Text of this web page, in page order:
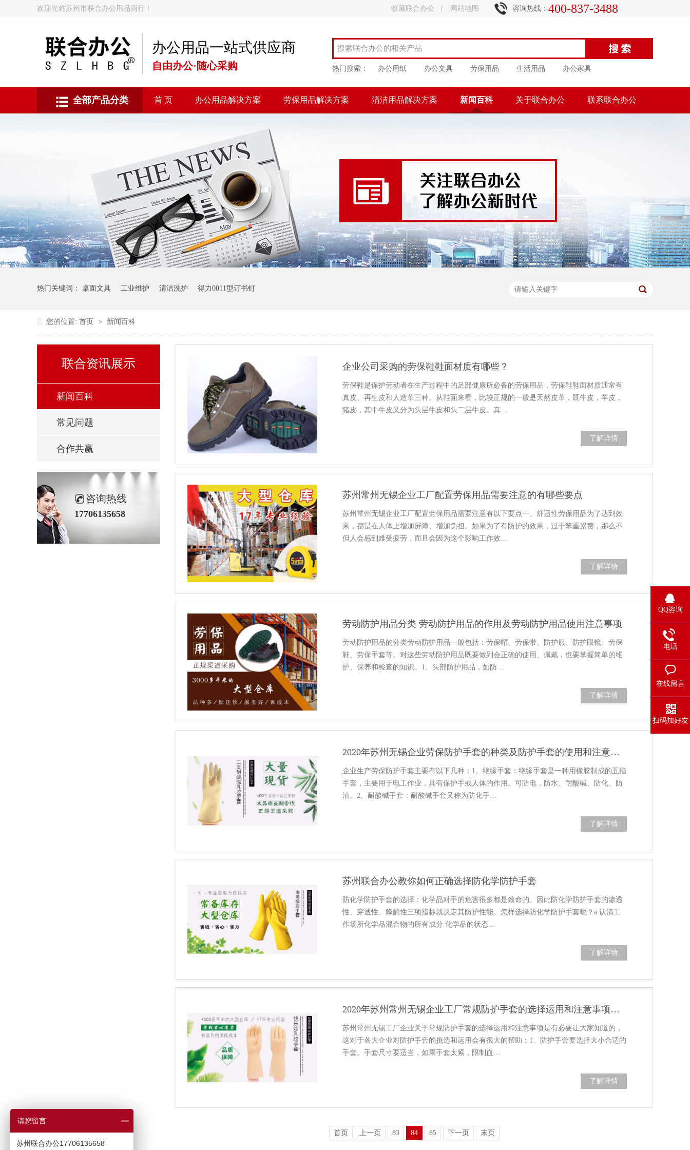
欢迎光临苏州市联合办公用品商行！ 收藏联合办公 网站地图 咨询热线： 400-837-3488
办公用品一站式供应商
自由办公·随心采购 热门搜索： 办公用纸 办公文具 劳保用品 生活用品 办公家具
全部产品分类 首 页 办公用品解决方案 劳保用品解决方案 清洁用品解决方案 新闻百科 关于联合办公 联系联合办公
热门关键词： 桌面文具 工业维护 清洁洗护 得力0011型订书钉
您的位置: 首页 > 新闻百科
联合资讯展示
新闻百科
常见问题
合作共赢
咨询热线
17706135658
企业公司采购的劳保鞋鞋面材质有哪些？
劳保鞋是保护劳动者在生产过程中的足部健康所必备的劳保用品，劳保鞋鞋面材质通常有
真皮、再生皮和人造革三种。从鞋面来看，比较正规的一般是天然皮革，既牛皮，羊皮，
猪皮，其中牛皮又分为头层牛皮和头二层牛皮。真…
了解详情
苏州常州无锡企业工厂配置劳保用品需要注意的有哪些要点
苏州常州无锡企业工厂配置劳保用品需要注意有以下要点一、舒适性劳保用品为了达到效
果，都是在人体上增加屏障、增加负担。如果为了有防护的效果，过于笨重累赘，那么不
但人会感到难受疲劳，而且会因为这个影响工作效…
了解详情
劳动防护用品分类 劳动防护用品的作用及劳动防护用品使用注意事项
劳动防护用品的分类劳动防护用品一般包括：劳保帽、劳保带、防护服、防护眼镜、劳保
鞋、劳保手套等。对这些劳动防护用品既要做到会正确的使用、佩戴，也要掌握简单的维
护、保养和检查的知识。1、头部防护用品，如防…
了解详情
2020年苏州无锡企业劳保防护手套的种类及防护手套的使用和注意事项
企业生产劳保防护手套主要有以下几种：1、绝缘手套：绝缘手套是一种用橡胶制成的五指
手套，主要用于电工作业，具有保护手或人体的作用。可防电，防水、耐酸碱、防化、防
油。2、耐酸碱手套：耐酸碱手套又称为防化手…
了解详情
苏州联合办公教你如何正确选择防化学防护手套
防化学防护手套的选择：化学品对手的危害很多都是致命的。因此防化学防护手套的渗透
性、穿透性、降解性三项指标就决定其防护性能。怎样选择防化学防护手套呢？a.认清工
作场所化学品混合物的所有成分.化学品的状态…
了解详情
2020年苏州常州无锡企业工厂常规防护手套的选择运用和注意事项的建议
苏州常州无锡工厂企业关于常规防护手套的选择运用和注意事项是有必要让大家知道的，
这对于各大企业对防护手套的挑选和运用会有很大的帮助：1、防护手套要选择大小合适的
手套。手套尺寸要适当，如果手套太紧，限制血…
了解详情
首页 上一页 83 84 85 下一页 末页
QQ咨询
电话
在线留言
扫码加好友
请您留言
苏州联合办公17706135658